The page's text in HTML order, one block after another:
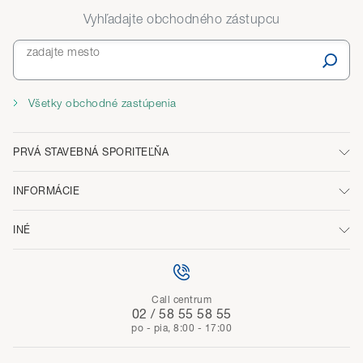
Vyhľadajte obchodného zástupcu
zadajte mesto
Všetky obchodné zastúpenia
PRVÁ STAVEBNÁ SPORITEĽŇA
INFORMÁCIE
INÉ
Call centrum
02 / 58 55 58 55
po - pia, 8:00 - 17:00